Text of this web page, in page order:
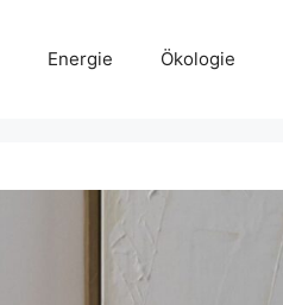
Energie Ökologie